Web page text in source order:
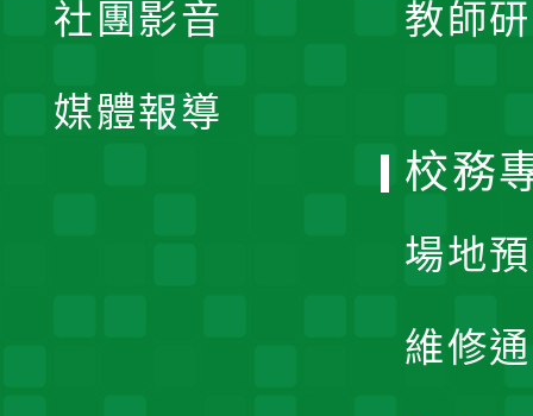
教師
社團影音
媒體報導
校務
場地
維修